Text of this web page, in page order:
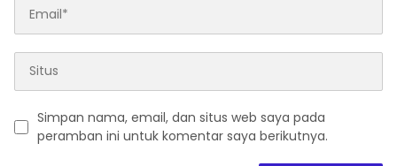
Simpan nama, email, dan situs web saya pada
peramban ini untuk komentar saya berikutnya.